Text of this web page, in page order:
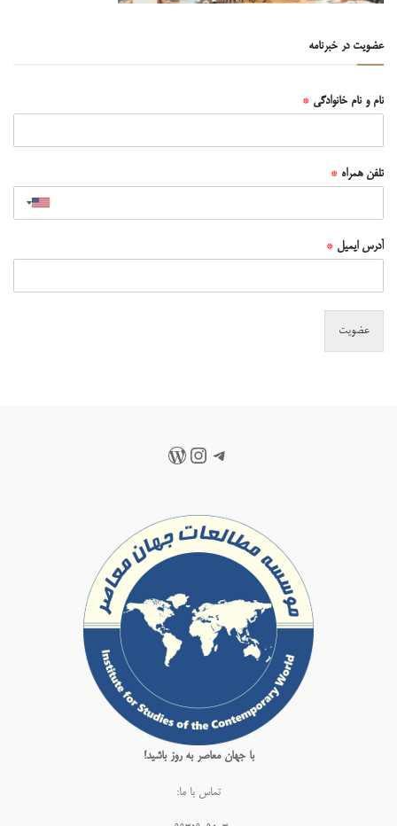
عضویت در خبرنامه
نام و نام خانوادگی *
تلفن همراه *
آدرس ایمیل *
عضویت
تلگراماینستاگرم
وردپرس
با جهان معاصر به روز باشید!
تماس با ما: